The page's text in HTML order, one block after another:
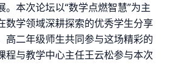
。本次论坛以“数学点燃智慧”为主
数学领域深耕探索的优秀学生分享
高二年级师生共同参与这场精彩的
程与教学中心主任王云松参与本次